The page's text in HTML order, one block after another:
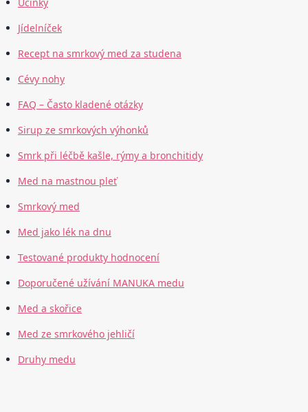
Účinky
Jídelníček
Recept na smrkový med za studena
Cévy nohy
FAQ – Často kladené otázky
Sirup ze smrkových výhonků
Smrk při léčbě kašle, rýmy a bronchitidy
Med na mastnou pleť
Smrkový med
Med jako lék na dnu
Testované produkty hodnocení
Doporučené užívání MANUKA medu
Med a skořice
Med ze smrkového jehličí
Druhy medu